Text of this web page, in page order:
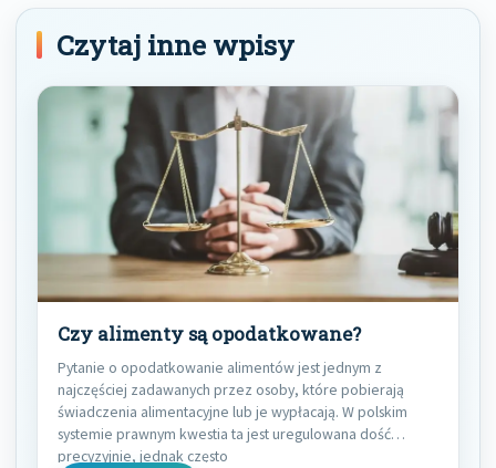
Czytaj inne wpisy
Czy alimenty są opodatkowane?
Pytanie o opodatkowanie alimentów jest jednym z
najczęściej zadawanych przez osoby, które pobierają
świadczenia alimentacyjne lub je wypłacają. W polskim
systemie prawnym kwestia ta jest uregulowana dość
precyzyjnie, jednak często